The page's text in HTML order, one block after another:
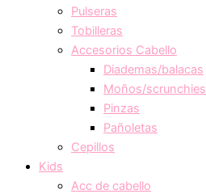
Pulseras
Tobilleras
Accesorios Cabello
Diademas/balacas
Moños/scrunchies
Pinzas
Pañoletas
Cepillos
Kids
Acc de cabello